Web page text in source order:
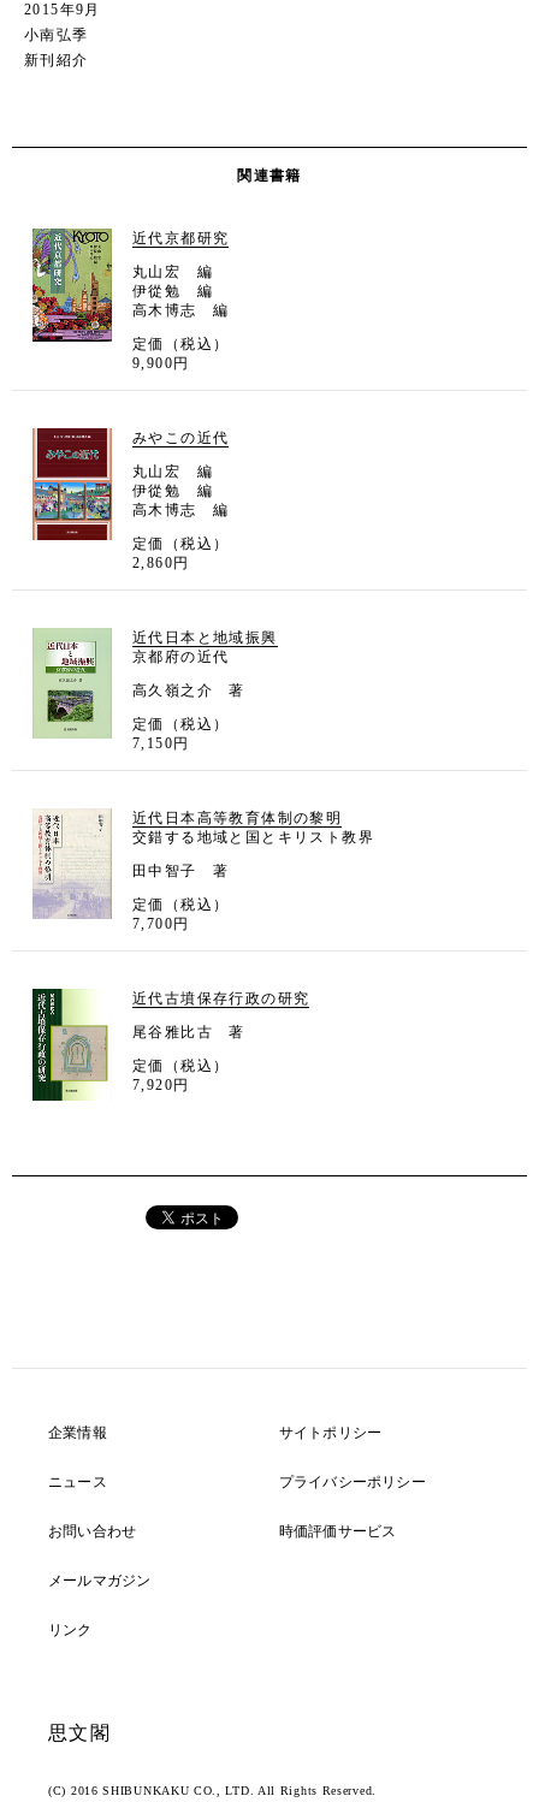
2015年9月
小南弘季
新刊紹介
関連書籍
近代京都研究
丸山宏 編
伊從勉 編
高木博志 編
定価（税込）
9,900円
みやこの近代
丸山宏 編
伊從勉 編
高木博志 編
定価（税込）
2,860円
近代日本と地域振興
京都府の近代
高久嶺之介 著
定価（税込）
7,150円
近代日本高等教育体制の黎明
交錯する地域と国とキリスト教界
田中智子 著
定価（税込）
7,700円
近代古墳保存行政の研究
尾谷雅比古 著
定価（税込）
7,920円
企業情報
ニュース
お問い合わせ
メールマガジン
リンク
サイトポリシー
プライバシーポリシー
時価評価サービス
思文閣
(C) 2016 SHIBUNKAKU CO., LTD. All Rights Reserved.